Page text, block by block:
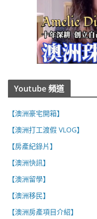
Youtube 頻道
【澳洲豪宅開箱】
【澳洲打工渡假 VLOG】
【房產紀錄片】
【澳洲快訊】
【澳洲留學】
【澳洲移民】
【澳洲房產項目介紹】